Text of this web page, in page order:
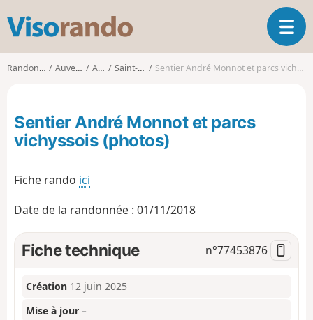
s
o
d
o
O
u
v
t
Randonnées Auvergne Allier Saint-Yorre Sentier André Monnot et parcs vichyssois (photos)
Sentier André Monnot et parcs
vichyssois (photos)
Fiche rando ici
Date de la randonnée : 01/11/2018
Fiche technique n°77453876
Création 12 juin 2025
Mise à jour –